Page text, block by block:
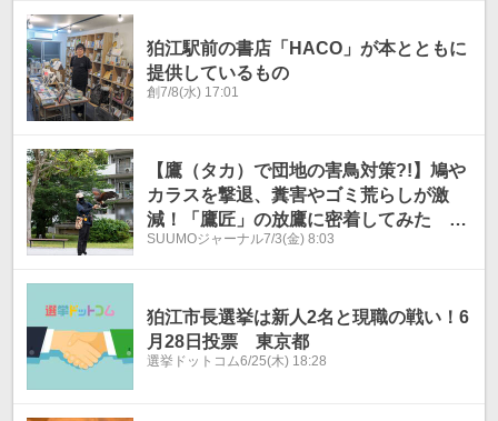
狛江駅前の書店「HACO」が本とともに
提供しているもの
創7/8(水) 17:01
【鷹（タカ）で団地の害鳥対策?!】鳩や
カラスを撃退、糞害やゴミ荒らしが激
減！「鷹匠」の放鷹に密着してみた 神
代団地（東京都調布市）
SUUMOジャーナル7/3(金) 8:03
狛江市長選挙は新人2名と現職の戦い！6
月28日投票 東京都
選挙ドットコム6/25(木) 18:28